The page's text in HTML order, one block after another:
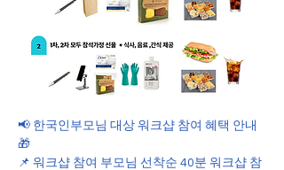
📢 한국인부모님 대상 워크샵 참여 혜택 안내
🎁
📌 워크샵 참여 부모님 선착순 40분 워크샵 참